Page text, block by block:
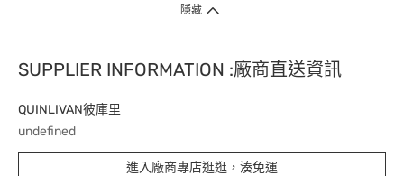
隱藏
SUPPLIER INFORMATION :廠商直送資訊
QUINLIVAN彼庫里
undefined
進入廠商專店逛逛，湊免運